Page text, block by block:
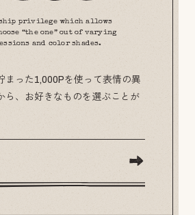
privilege which allows
“the one” out of varying
and color shades.
まった1,000Pを使って表情の異
ら、お好きなものを選ぶことが